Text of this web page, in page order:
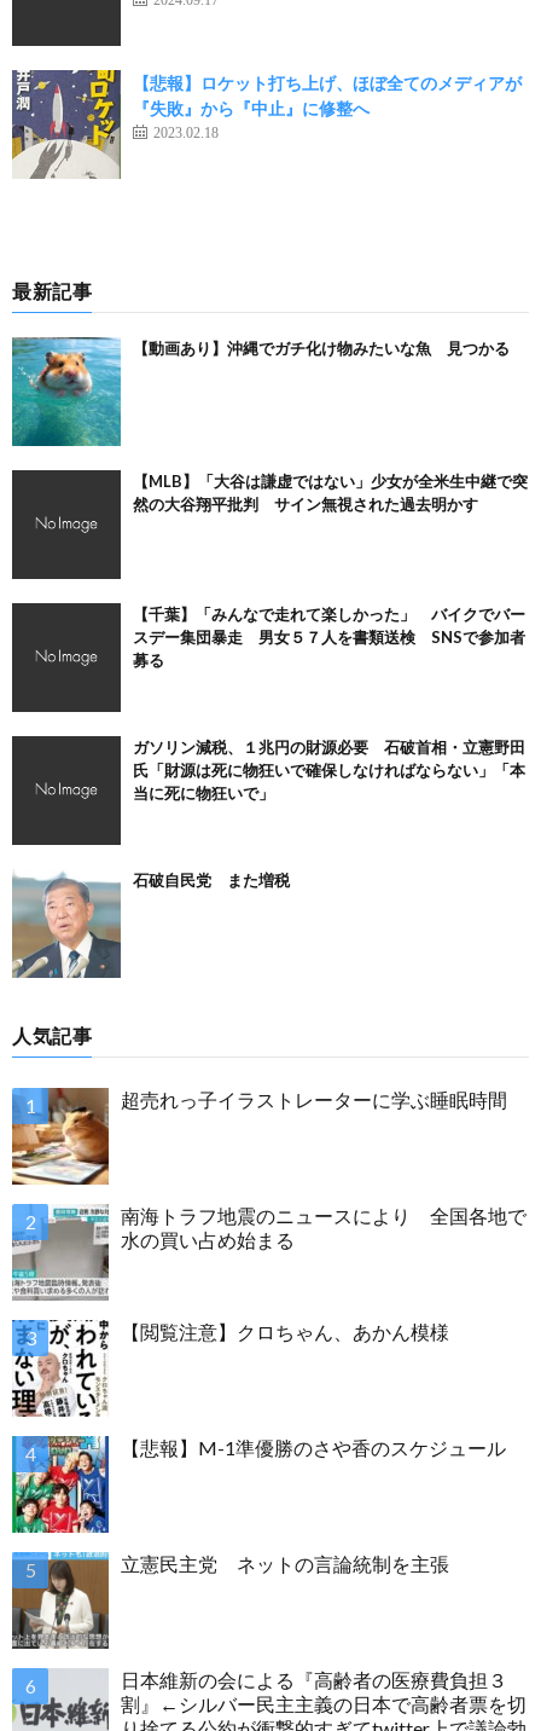
【悲報】ロケット打ち上げ、ほぼ全てのメディアが
『失敗』から『中止』に修整へ
2023.02.18
最新記事
【動画あり】沖縄でガチ化け物みたいな魚 見つかる
【MLB】「大谷は謙虚ではない」少女が全米生中継で突
然の大谷翔平批判 サイン無視された過去明かす
【千葉】「みんなで走れて楽しかった」 バイクでバー
スデー集団暴走 男女５７人を書類送検 SNSで参加者
募る
ガソリン減税、１兆円の財源必要 石破首相・立憲野田
氏「財源は死に物狂いで確保しなければならない」「本
当に死に物狂いで」
石破自民党 また増税
人気記事
超売れっ子イラストレーターに学ぶ睡眠時間
南海トラフ地震のニュースにより 全国各地で
水の買い占め始まる
【閲覧注意】クロちゃん、あかん模様
【悲報】M-1準優勝のさや香のスケジュール
立憲民主党 ネットの言論統制を主張
日本維新の会による『高齢者の医療費負担３
割』←シルバー民主主義の日本で高齢者票を切